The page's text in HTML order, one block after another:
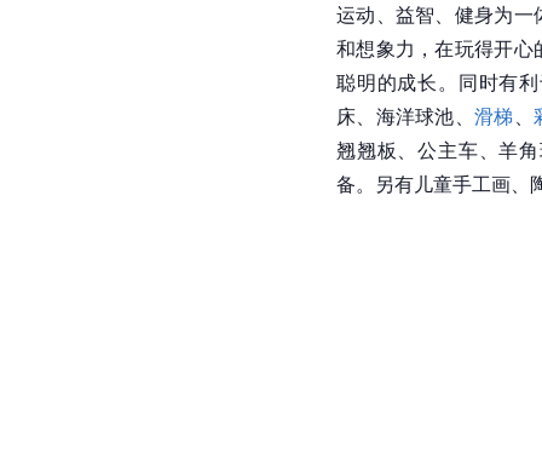
运动、益智、健身为一
和想象力，在玩得开心
聪明的成长。同时有
床、海洋球池、滑梯
翘翘板、公主车、羊
备。另有儿童手工画、